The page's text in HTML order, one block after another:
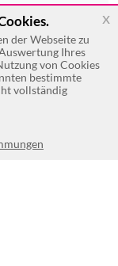
der Webseite zu
Ihres
von Cookies
bestimmte
vollständig
x